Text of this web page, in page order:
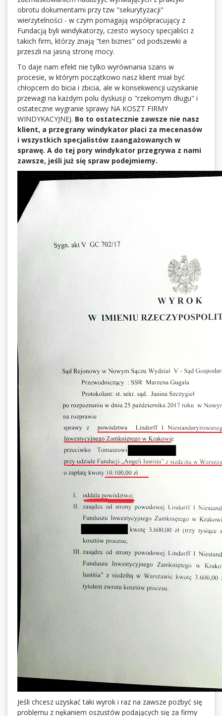
obrotu dokumentami przy tzw "sekurytyzacji"
wierzytelności - w czym pomagają współpracujący z
Fundacją byli windykatorzy, czesto wysocy specjaliści z
takich firm, którzy znają "ten biznes" od podszewki a
przeszli na jasną stronę mocy.
To daje nam efekt nie tylko wyrównania szans w
procesie, w którym początkowo nasz klient miał być
chłopcem do bicia i zbicia, ale w konsekwencji uzyskanie
przewagi na każdym polu dyskusji o "rzekomym długu" i
ostateczne wygranie sprawy NA KOSZT FIRMY
WINDYKACYJNEJ. Bo to ostatecznie zawsze nie nasz
klient, a przegrany windykator płaci za mecenasów
i wszystkich specjalistów zaangażowanych w
sprawę. A do tej pory windykator przegrywa z nami
zawsze, jeśli już się spraw podejmiemy.
Jeśli chcesz uzyskać taki wyrok i raz na zawsze pozbyć się
problemu z nękaniem oszustów podających się za firmy